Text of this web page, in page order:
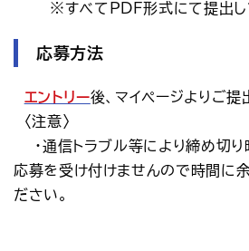
※すべてPDF形式にて提出し
応募方法
エントリー後、マイページよりご提
〈注意〉
・通信トラブル等により締め切り
応募を受け付けませんので時間に
ださい。